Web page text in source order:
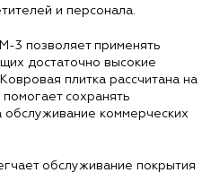
и персонала.
3 позволяет применять
достаточно высокие
плитка рассчитана на
сохранять
коммерческих
обслуживание покрытия